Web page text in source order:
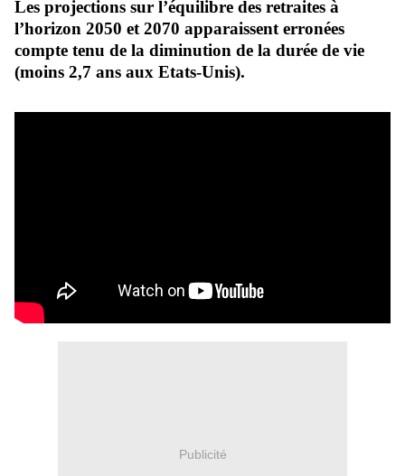
Les projections sur l’équilibre des retraites à
l’horizon 2050 et 2070 apparaissent erronées
compte tenu de la diminution de la durée de vie
(moins 2,7 ans aux Etats-Unis).
Publicité